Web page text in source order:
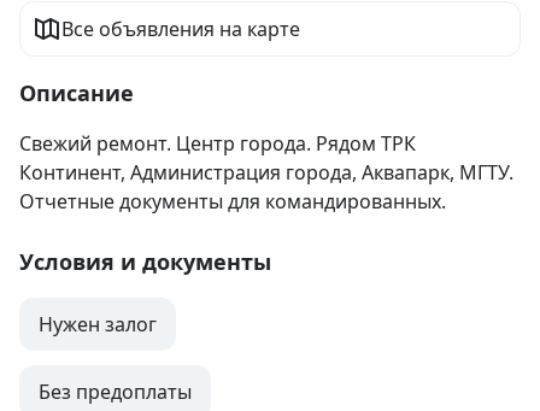
Все объявления на карте
Описание
Свежий ремонт. Центр города. Рядом ТРК
Континент, Администрация города, Аквапарк, МГТУ.
Отчетные документы для командированных.
Условия и документы
Нужен залог
Без предоплаты